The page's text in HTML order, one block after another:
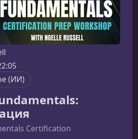
(ИИ)
Certification